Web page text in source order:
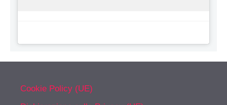
Cookie Policy (UE)